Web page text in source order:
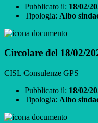
Pubblicato il: 18/02/
Tipologia: Albo
Circolare del 18/02/
CISL Consulenze GPS
Pubblicato il: 18/02/
Tipologia: Albo